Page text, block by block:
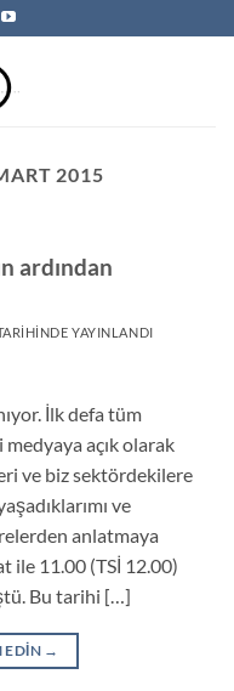
2015
ardından
YAYINLANDI
İlk defa tüm
açık olarak
ve biz sektördekilere
ve
anlatmaya
ile 11.00 (TSİ 12.00)
Bu tarihi […]
EDIN →